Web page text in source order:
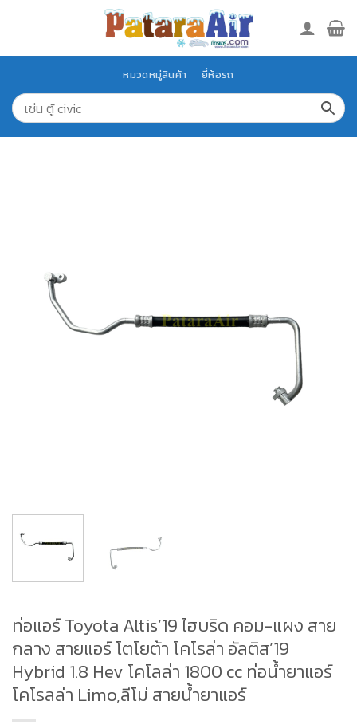
หมวดหมู่สินค้า ยี่ห้อรถ
ท่อแอร์ Toyota Altis’19 ไฮบริด คอม-แผง สาย
กลาง สายแอร์ โตโยต้า โคโรล่า อัลติส’19
Hybrid 1.8 Hev โคโลล่า 1800 cc ท่อน้ำยาแอร์
โคโรลล่า Limo,ลีโม่ สายน้ำยาแอร์